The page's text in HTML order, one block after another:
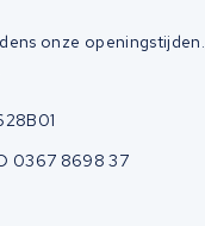
onze openingstijden.
0367 8698 37